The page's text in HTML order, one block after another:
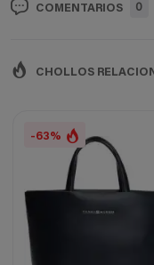
COMENTARIOS 0
CHOLLOS
-63%